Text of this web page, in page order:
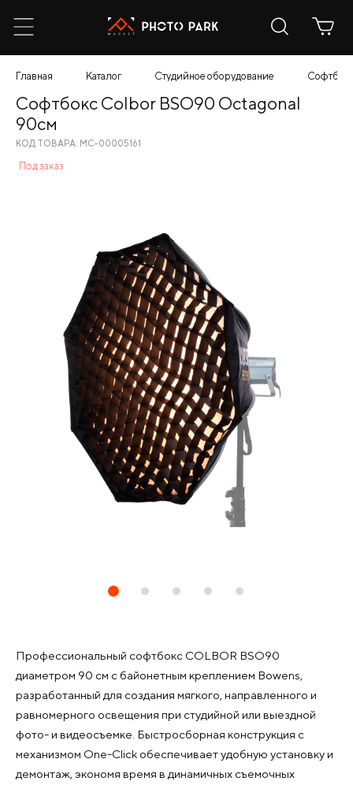
Главная Каталог Студийное оборудование
Профессиональный софтбокс COLBOR BSO90
диаметром 90 см с байонетным креплением Bowens,
разработанный для создания мягкого, направленного и
равномерного освещения при студийной или выездной
фото- и видеосъемке. Быстросборная конструкция с
механизмом One-Click обеспечивает удобную установку и
демонтаж, экономя время в динамичных съемочных
Софтбокс Colbor BSO90 Octagonal
90см
КОД ТОВАРА: МС-00005161
Под заказ